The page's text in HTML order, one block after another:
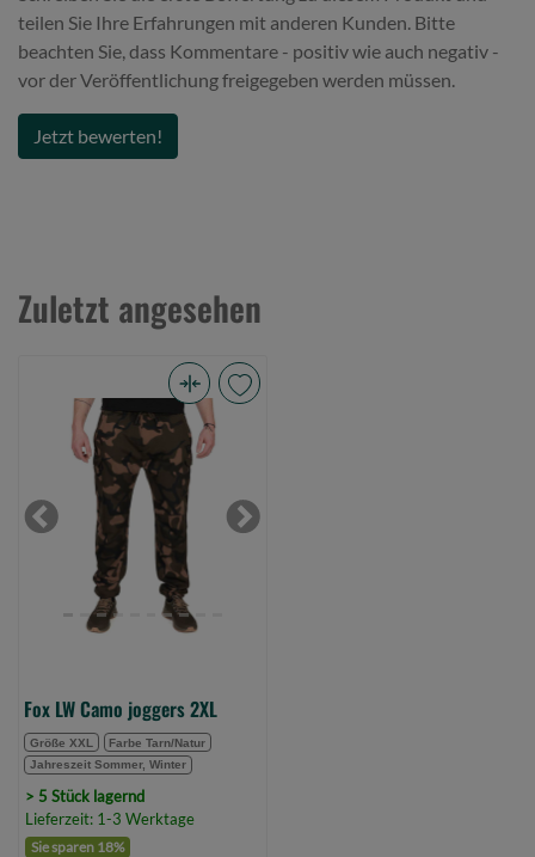
teilen Sie Ihre Erfahrungen mit anderen Kunden. Bitte
beachten Sie, dass Kommentare - positiv wie auch negativ -
vor der Veröffentlichung freigegeben werden müssen.
Jetzt bewerten!
Zuletzt angesehen
joggers
2XLPrevious Next
Fox LW Camo joggers 2XL
Größe XXL
Farbe Tarn/Natur
Jahreszeit Sommer, Winter
> 5 Stück lagernd
Lieferzeit: 1-3 Werktage
Sie sparen 18%